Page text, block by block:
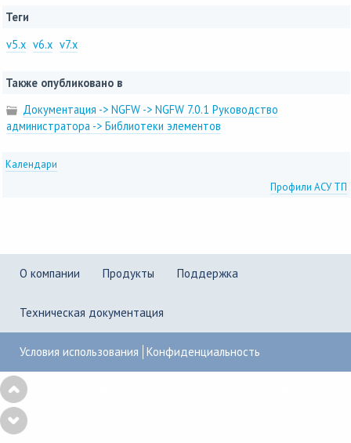
Теги
v5.x v6.x v7.x
Также опубликовано в
Документация -> NGFW -> NGFW 7.0.1 Руководство
администратора -> Библиотеки элементов
Календари
Профили АСУ ТП
О компании Продукты Поддержка
Техническая документация
Условия использования Конфиденциальность